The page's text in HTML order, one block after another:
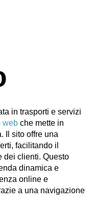
in trasporti e servizi
web che mette in
Il sito offre una
facilitando il
dei clienti. Questo
dinamica e
online e
a una navigazione